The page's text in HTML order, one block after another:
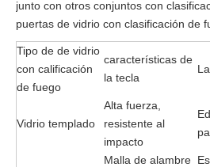
junto con otros conjuntos con
puertas de vidrio con clasificación de
Tipo de de vidrio
con calificación
de fuego
características de
la tecla
Vidrio templado
Alta fuerza,
resistente al
impacto
Malla de alambre